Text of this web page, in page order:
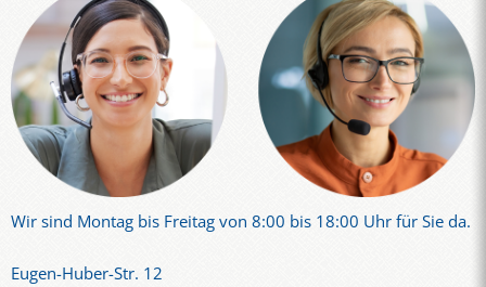
Wir sind Montag bis Freitag von 8:00 bis 18:00 Uhr für Sie da.
Eugen-Huber-Str. 12